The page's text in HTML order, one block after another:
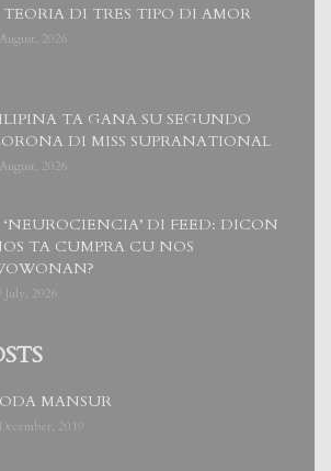
TEORIA DI TRES TIPO DI AMOR
2026
TA GANA SU SEGUNDO
DI MISS SUPRANATIONAL
2026
‘NEUROCIENCIA’ DI FEED: DICON
TA CUMPRA CU NOS
July, 2026
MANSUR
2019